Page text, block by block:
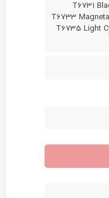
T6731
T6733
T6735 Light